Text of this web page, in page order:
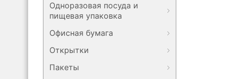
Одноразовая посуда и
пищевая упаковка
Офисная бумага
Открытки
Пакеты